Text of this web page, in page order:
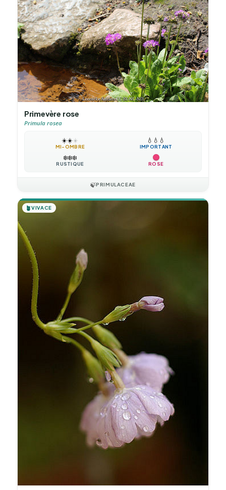
Primevère rose
Primula rosea
☀️☀️☀️
MI-OMBRE
💧 💧 💧
IMPORTANT
❄️❄️❄️
RUSTIQUE ROSE
🍃PRIMULACEAE
🪴VIVACE